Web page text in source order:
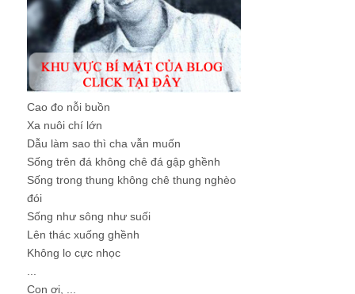
Cao đo nỗi buồn
Xa nuôi chí lớn
Dẫu làm sao thì cha vẫn muốn
Sống trên đá không chê đá gập ghềnh
Sống trong thung không chê thung nghèo
đói
Sống như sông như suối
Lên thác xuống ghềnh
Không lo cực nhọc
Con ơi, ...